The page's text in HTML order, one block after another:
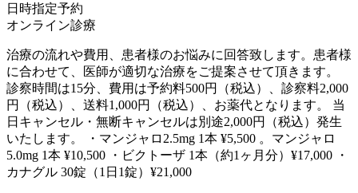
日時指定予約
オンライン診療
治療の流れや費用、患者様のお悩みに回答致します。患者様
に合わせて、医師が適切な治療をご提案させて頂きます。
診察時間は15分、費用は予約料500円（税込）、診察料2,000
円（税込）、送料1,000円（税込）、お薬代となります。 当
日キャンセル・無断キャンセルは別途2,000円（税込）発生
いたします。 ・マンジャロ2.5mg 1本 ¥5,500 。マンジャロ
5.0mg 1本 ¥10,500 ・ビクトーザ 1本（約1ヶ月分）¥17,000 ・
カナグル 30錠（1日1錠）¥21,000